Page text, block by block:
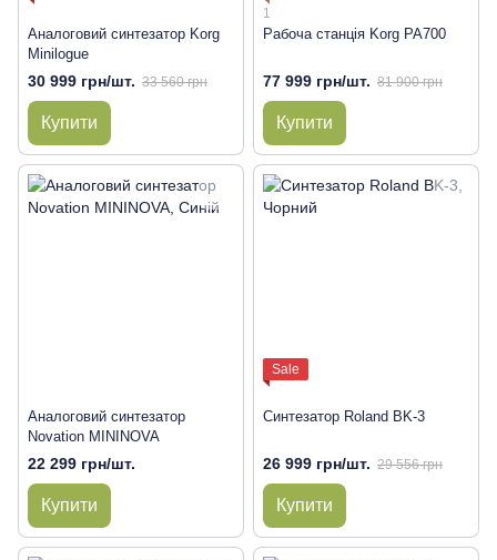
Аналоговий синтезатор Korg
Minilogue
30 999 грн/шт. 33 560 грн
Купити
1
Рабоча станція Korg PA700
77 999 грн/шт. 81 900 грн
Купити
Аналоговий синтезатор
Novation MININOVA
22 299 грн/шт.
Купити
Sale
Синтезатор Roland BK-3
26 999 грн/шт. 29 556 грн
Купити